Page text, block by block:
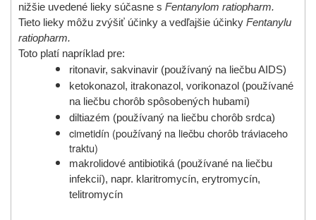
nižšie uvedené lieky súčasne s Fentanylom ratiopharm.
Tieto lieky môžu zvýšiť účinky a vedľajšie účinky Fentanylu
ratiopharm.
Toto platí napríklad pre:
ritonavir, sakvinavir (používaný na liečbu AIDS)
ketokonazol, itrakonazol, vorikonazol (používané
na liečbu chorôb spôsobených hubami)
diltiazém (používaný na liečbu chorôb srdca)
cimetidín (používaný na liečbu chorôb tráviaceho
traktu)
makrolidové antibiotiká (používané na liečbu
infekcií), napr. klaritromycín, erytromycín,
telitromycín